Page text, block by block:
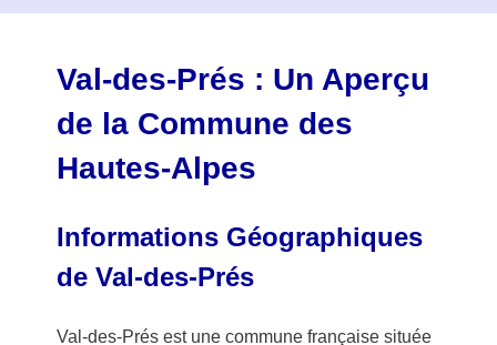
Val-des-Prés : Un Aperçu
de la Commune des
Hautes-Alpes
Informations Géographiques
de Val-des-Prés
Val-des-Prés est une commune française située